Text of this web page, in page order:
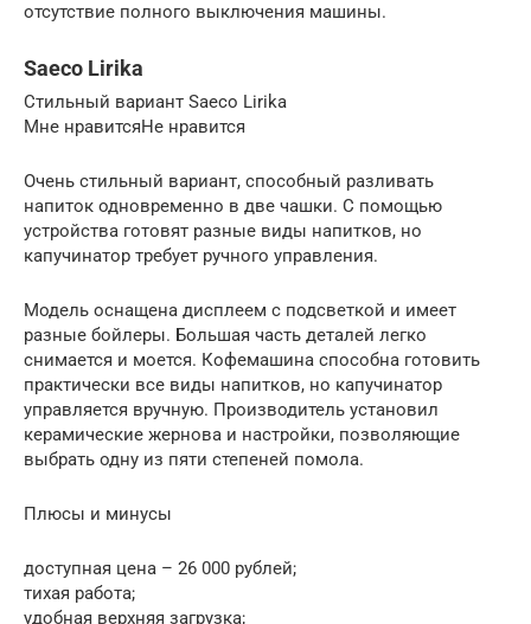
отсутствие полного выключения машины.
Saeco Lirika
Стильный вариант Saeco Lirika
Мне нравитсяНе нравится
Очень стильный вариант, способный разливать
напиток одновременно в две чашки. С помощью
устройства готовят разные виды напитков, но
капучинатор требует ручного управления.
Модель оснащена дисплеем с подсветкой и имеет
разные бойлеры. Большая часть деталей легко
снимается и моется. Кофемашина способна готовить
практически все виды напитков, но капучинатор
управляется вручную. Производитель установил
керамические жернова и настройки, позволяющие
выбрать одну из пяти степеней помола.
Плюсы и минусы
доступная цена – 26 000 рублей;
тихая работа;
удобная верхняя загрузка;